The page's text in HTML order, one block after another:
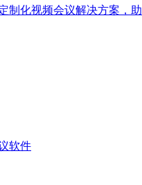
化视频会议解决方案，
软件